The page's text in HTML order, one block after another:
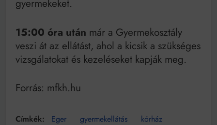
gyermekeket.
15:00 óra után már a Gyermekosztály
veszi át az ellátást, ahol a kicsik a szükséges
vizsgálatokat és kezeléseket kapják meg.
Forrás: mfkh.hu
Eger gyermekellátás kórház